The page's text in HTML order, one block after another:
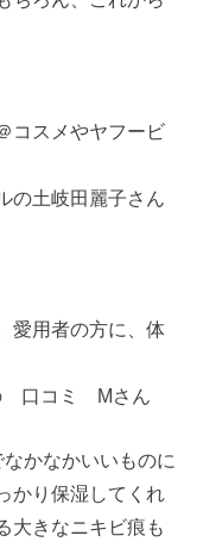
コスメやヤフービ
の土岐田麗子さん
愛用者の方に、体
口コミ Mさん
かなかいいものに
かり保湿してくれ
大きなニキビ痕も